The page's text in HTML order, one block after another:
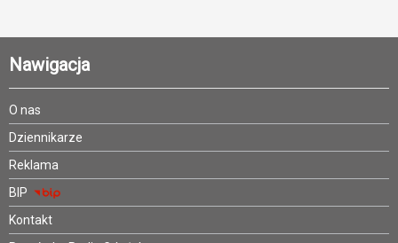
Nawigacja
O nas
Dziennikarze
Reklama
BIP
Kontakt